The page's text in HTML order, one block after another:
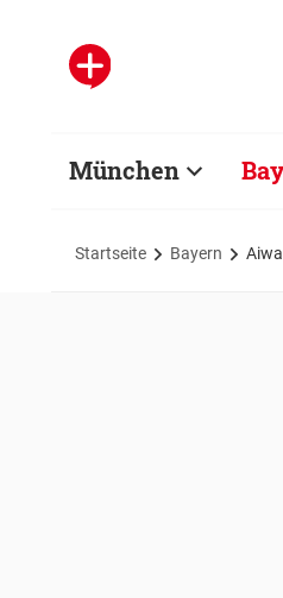
München
Startseite Bayern